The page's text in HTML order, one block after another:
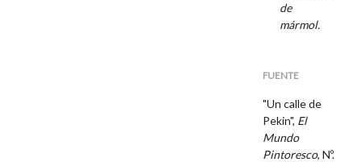
de
mármol.
FUENTE
"Un calle de
Pekin", El
Mundo
Pintoresco, Nº.